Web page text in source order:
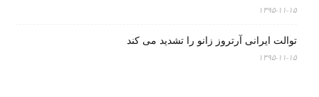
۱۳۹۵-۱۱-۱۵
توالت ایرانی آرتروز زانو را تشدید می کند
۱۳۹۵-۱۱-۱۵